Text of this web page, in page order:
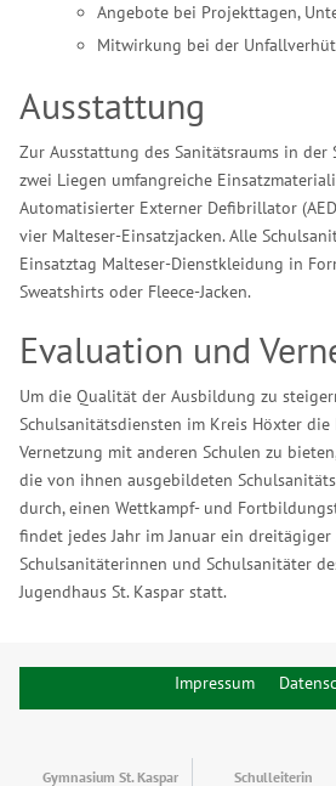
Angebote bei Projekttagen,
Mitwirkung bei der
Ausstattung
Zur Ausstattung des Sanitätsraums in der
zwei Liegen umfangreiche
Automatisierter Externer Defibrillator
vier Malteser-Einsatzjacken. Alle
Einsatztag Malteser-Dienstkleidung in
Sweatshirts oder Fleece-Jacken.
Evaluation und
Um die Qualität der Ausbildung zu
Schulsanitätsdiensten im Kreis Höxter
Vernetzung mit anderen Schulen zu
die von ihnen ausgebildeten
durch, einen Wettkampf- und
findet jedes Jahr im Januar ein dreitägiger
Schulsanitäterinnen und Schulsanitäter
Jugendhaus St. Kaspar statt.
Impressum
Gymnasium St. Kaspar Schulleiterin